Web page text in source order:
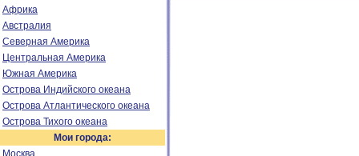
Африка
Австралия
Северная Америка
Центральная Америка
Южная Америка
Острова Индийского океана
Острова Атлантического океана
Острова Тихого океана
Мои города:
Москва